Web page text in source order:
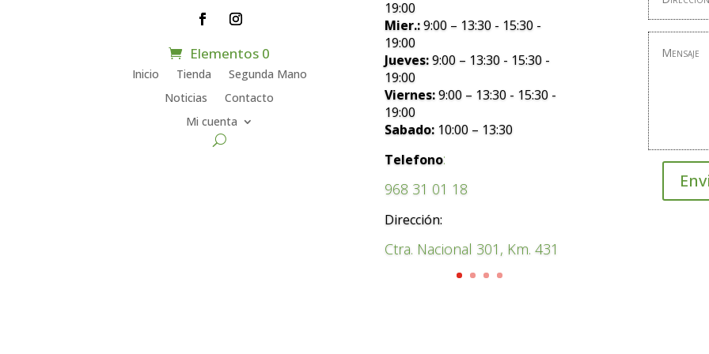
Elementos 0
Inicio Tienda
Segunda Mano
Noticias
Contacto
Mi cuenta
19:00
Mier.:9:00 – 13:30 - 15:30 -
19:00
Jueves:9:00 – 13:30 - 15:30 -
19:00
Viernes:9:00 – 13:30 - 15:30 -
19:00
Sabado: 10:00 – 13:30
Telefono:
968 31 01 18
Dirección:
Ctra. Nacional 301, Km. 431